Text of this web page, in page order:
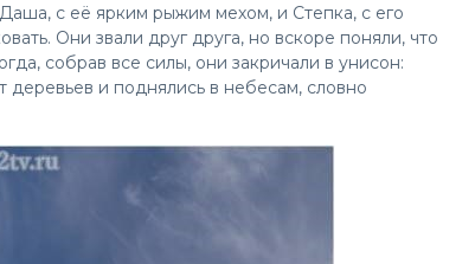
с её ярким рыжим мехом, и Степка, с его
Они звали друг друга, но вскоре поняли, что
собрав все силы, они закричали в унисон:
деревьев и поднялись в небесам, словно